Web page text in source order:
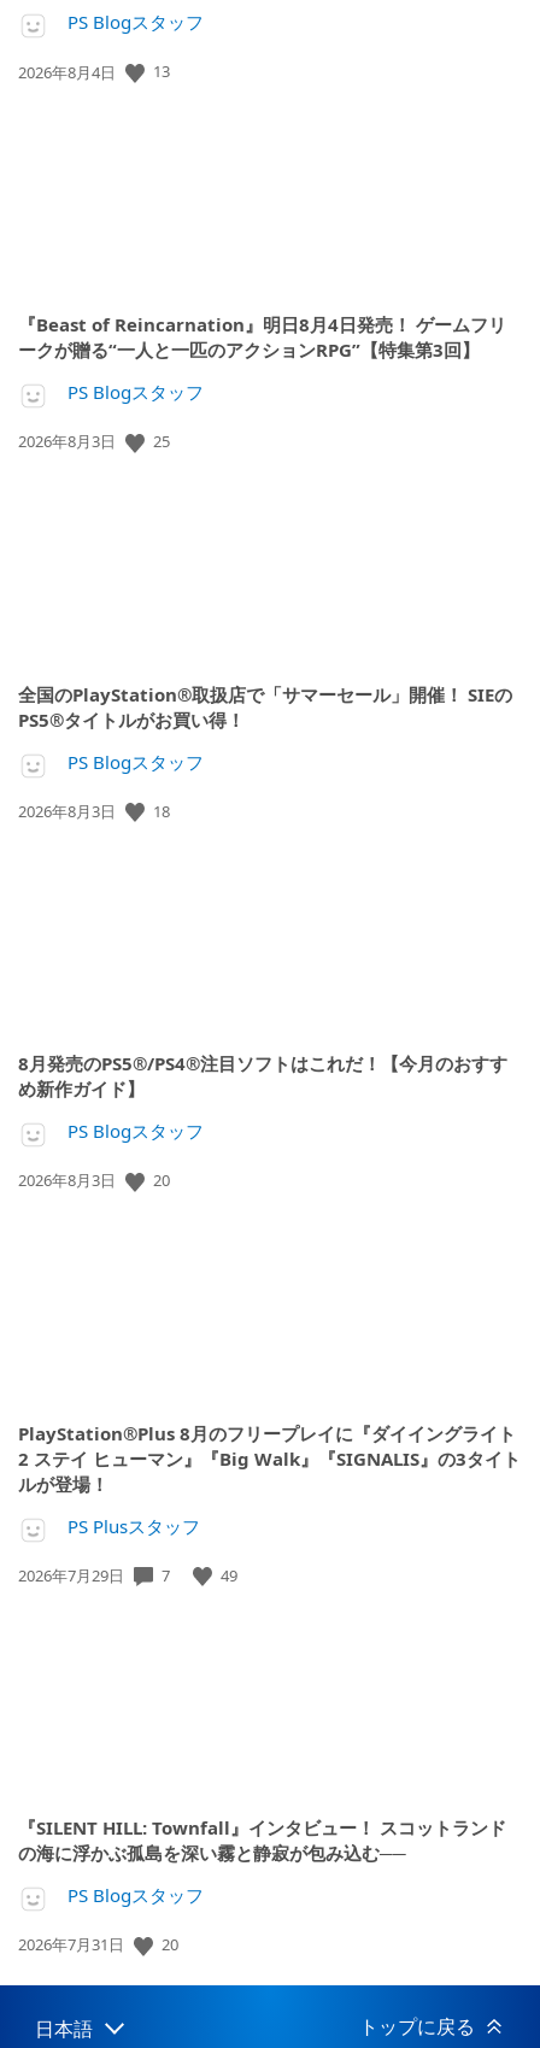
PS Blogスタッフ
公
2026年8月4日 13
『Beast of Reincarnation』明日8月4日発売！ ゲームフリ
ークが贈る“一人と一匹のアクションRPG”【特集第3回】
PS Blogスタッフ
公
2026年8月3日 25
全国のPlayStation®取扱店で「サマーセール」開催！ SIEの
PS5®タイトルがお買い得！
PS Blogスタッフ
公
2026年8月3日 18
8月発売のPS5®/PS4®注目ソフトはこれだ！【今月のおすす
め新作ガイド】
PS Blogスタッフ
公
2026年8月3日 20
PlayStation®Plus 8月のフリープレイに『ダイイングライト
2 ステイ ヒューマン』『Big Walk』『SIGNALIS』の3タイト
ルが登場！
PS Plusスタッフ
公
2026年7月29日 7 49
『SILENT HILL: Townfall』インタビュー！ スコットランド
の海に浮かぶ孤島を深い霧と静寂が包み込む──
PS Blogスタッフ
公
日:
2026年7月31日 20
Select
Current
日本語 トップに戻る